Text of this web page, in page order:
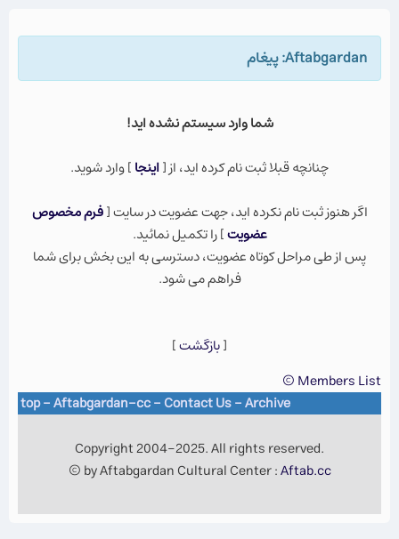
Aftabgardan: پيغام
شما وارد سيستم نشده ايد!
چنانچه قبلا ثبت نام كرده ايد، از [اينجا] وارد شويد.
اگر هنوز ثبت نام نكرده ايد، جهت عضویت در سایت [فرم مخصوص
عضویت] را تکمیل نمائید.
پس از طی مراحل کوتاه عضویت، دسترسی به این بخش برای شما
فراهم می شود.
[بازگشت]
Members List ©
top-Aftabgardan-cc-Contact Us -Archive
Copyright 2004-2025. All rights reserved.
© by Aftabgardan Cultural Center :Aftab.cc